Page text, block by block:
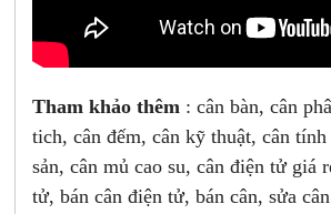
Tham khảo thêm : cân bàn, cân
tich, cân đếm, cân kỹ thuật, cân
sản, cân mủ cao su, cân điện tử giá
tử, bán cân điện tử, bán cân, sửa